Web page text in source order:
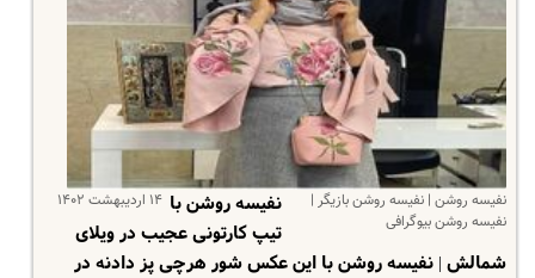
نفیسه روشن | نفیسه روشن بازیگر |
نفیسه روشن بیوگرافی
۱۴ اردیبهشت ۱۴۰۲ نفیسه روشن با
تیپ کارتونی عجیب در ویلای
شمالش | نفیسه روشن با این عکس شور هرچی پز دادنه در